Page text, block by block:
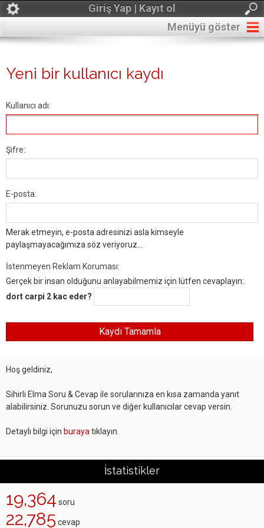
Giriş Yap | Kayıt ol
Menüyü göster
Yeni bir kullanıcı kaydı
Kullanıcı adı:
Şifre:
E-posta:
Merak etmeyin, e-posta adresinizi asla kimseyle
paylaşmayacağımıza söz veriyoruz...
İstenmeyen Reklam Koruması:
Gerçek bir insan olduğunu anlayabilmemiz için lütfen cevaplayın:.
dort carpi 2 kac eder?
Hoş geldiniz,
Sihirli Elma Soru & Cevap ile sorularınıza en kısa zamanda yanıt
alabilirsiniz. Sorunuzu sorun ve diğer kullanıcılar cevap versin.
Detaylı bilgi için buraya tıklayın.
İstatistikler
19,364 soru
22,785 cevap